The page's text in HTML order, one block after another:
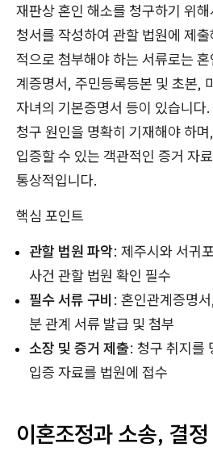
재판상 혼인 해소를 청구하기 위
청서를 작성하여 관할 법원에 제
적으로 첨부해야 하는 서류로는
계증명서, 주민등록등본 및 초본,
자녀의 기본증명서 등이 있습니다
청구 원인을 명확히 기재해야 하
입증할 수 있는 객관적인 증거 자
통상적입니다.
핵심 포인트
관할 법원 파악: 제주시와 서귀
사건 관할 법원 확인 필수
필수 서류 구비 : 혼인관계증명
분 관계 서류 발급 및 첨부
소장 및 증거 제출: 청구 취지를
입증 자료를 법원에 접수
이혼조정과 소송, 결